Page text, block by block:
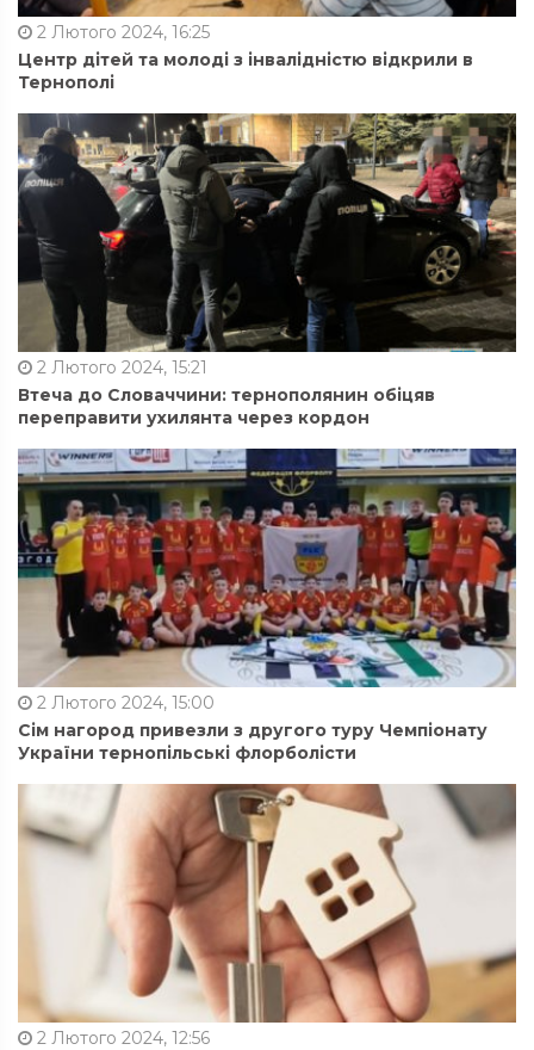
2 Лютого 2024, 16:25
Центр дітей та молоді з інвалідністю відкрили в
Тернополі
2 Лютого 2024, 15:21
Втеча до Словаччини: тернополянин обіцяв
переправити ухилянта через кордон
2 Лютого 2024, 15:00
Сім нагород привезли з другого туру Чемпіонату
України тернопільські флорболісти
2 Лютого 2024, 12:56